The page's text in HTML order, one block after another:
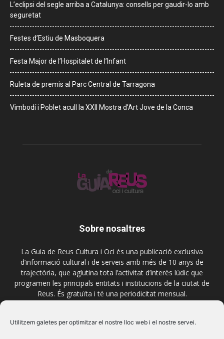
Utilitzem galetes per optimitzar el nostre lloc web i el nostre servei.
L’eclipsi del segle arriba a Catalunya: consells per gaudir-lo amb
seguretat
Festes d’Estiu de Masboquera
Festa Major de l’Hospitalet de l’Infant
Ruleta de premis al Parc Central de Tarragona
Vimbodí i Poblet acull la XXII Mostra d’Art Jove de la Conca
Sobre nosaltres
La Guia de Reus Cultura i Oci és una publicació exclusiva
d’informació cultural i de serveis amb més de 10 anys de
trajectòria, que aglutina tota l’activitat d’interès lúdic que
programen les principals entitats i institucions de la ciutat de
Reus. És gratuïta i té una periodicitat mensual.